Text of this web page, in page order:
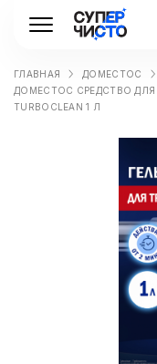
ГЛАВНАЯ
ДОМЕСТОС
ДОМЕСТОС СРЕДСТВО ДЛЯ
TURBOCLEAN 1 Л